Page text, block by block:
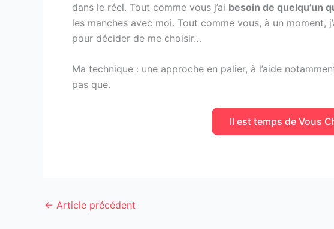
dans le réel. Tout comme vous j’ai besoin de quelqu’un
les manches avec moi. Tout comme vous, à un moment,
pour décider de me choisir…
Ma technique : une approche en palier, à l’aide
pas que.
Il est temps de Vous
← Article précédent